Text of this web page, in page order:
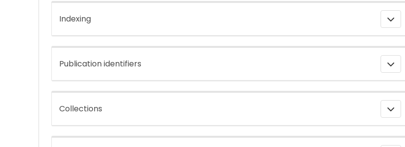
Indexing
Publication identifiers
Collections